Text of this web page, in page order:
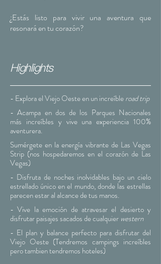
¿Estás listo para vivir una aventura que
resonará en tu corazón?
Highlights
- Explora el Viejo Oeste en un increíbleroad trip
- Acampa en dos de los Parques Nacionales
más increíbles y vive una experiencia 100%
aventurera.
Sumérgete en la energía vibrante de Las Vegas
Strip (nos hospedaremos en el corazón de Las
Vegas)
- Disfruta de noches inolvidables bajo un cielo
estrellado único en el mundo, donde las estrellas
parecen estar al alcance de tus manos.
- Vive la emoción de atravesar el desierto y
disfrutar paisajes sacados de cualquier western
- El plan y balance perfecto para disfrutar del
Viejo Oeste (Tendremos campings increíbles
pero tambien tendremos hoteles)